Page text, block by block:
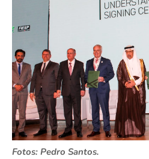
Fotos: Pedro Santos.